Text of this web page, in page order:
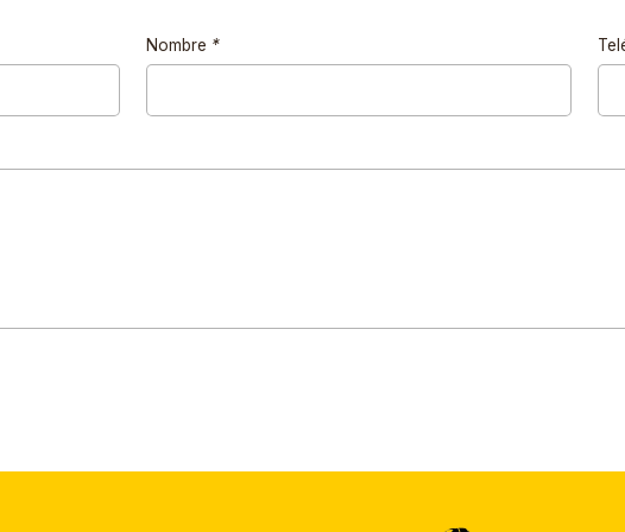
Nombre *